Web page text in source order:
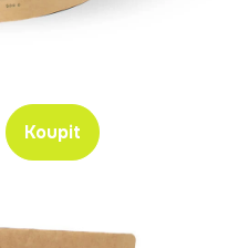
Koupit